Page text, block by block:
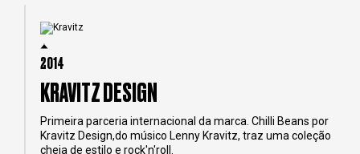
2014
KRAVITZ DESIGN
Primeira parceria internacional da marca. Chilli Beans por
Kravitz Design,do músico Lenny Kravitz, traz uma coleção
cheia de estilo e rock'n'roll.